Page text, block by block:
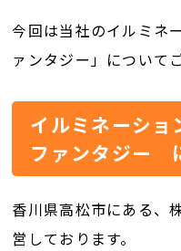
今回は当社のイルミネ
ァンタジー」について
イルミネーショ
ファンタジー
香川県高松市にある、
営しております。